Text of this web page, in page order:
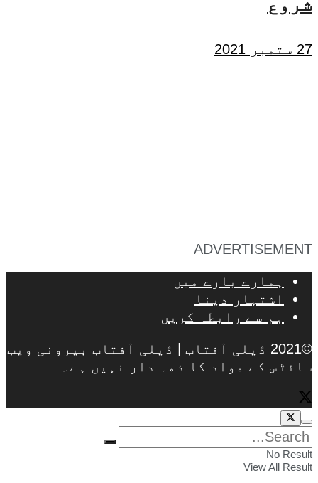
27 ستمبر 2021
ADVERTISEMENT
ہمارے بارے میں
اشتہار دینا
ہم سے رابطہ کریں
©2021 ڈیلی آفتاب | ڈیلی آفتاب بیرونی ویب
سائٹس کے مواد کا ذمہ دار نہیں ہے۔
No Result
View All Result